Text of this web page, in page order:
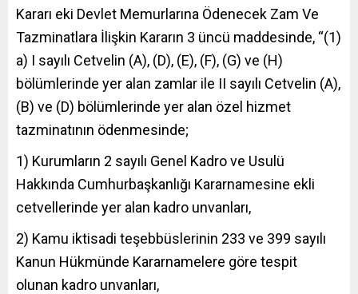
Kararı eki Devlet Memurlarına Ödenecek Zam Ve
Tazminatlara İlişkin Kararın 3 üncü maddesinde, “(1)
a) I sayılı Cetvelin (A), (D), (E), (F), (G) ve (H)
bölümlerinde yer alan zamlar ile II sayılı Cetvelin (A),
(B) ve (D) bölümlerinde yer alan özel hizmet
tazminatının ödenmesinde;
1) Kurumların 2 sayılı Genel Kadro ve Usulü
Hakkında Cumhurbaşkanlığı Kararnamesine ekli
cetvellerinde yer alan kadro unvanları,
2) Kamu iktisadi teşebbüslerinin 233 ve 399 sayılı
Kanun Hükmünde Kararnamelere göre tespit
olunan kadro unvanları,